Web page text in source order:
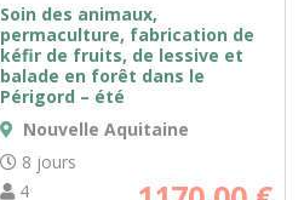
Soin des animaux,
permaculture, fabrication de
kéfir de fruits, de lessive et
balade en forêt dans le
Périgord – été
Nouvelle Aquitaine
8 jours
4